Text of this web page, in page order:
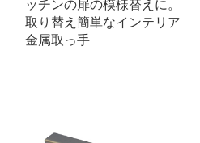
ッチンの扉の模様替えに。
取り替え簡単なインテリア
金属取っ手